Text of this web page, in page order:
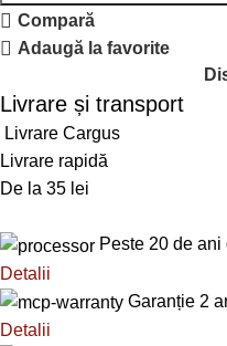
Compară
Adaugă la favorite
Livrare și transport
Livrare Cargus
Livrare rapidă
De la 35 lei
Peste 20 de
Detalii
Garanție 2
Detalii